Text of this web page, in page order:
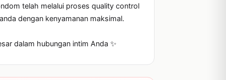
telah melalui proses quality control
dengan kenyamanan maksimal.
dalam hubungan intim Anda ✨